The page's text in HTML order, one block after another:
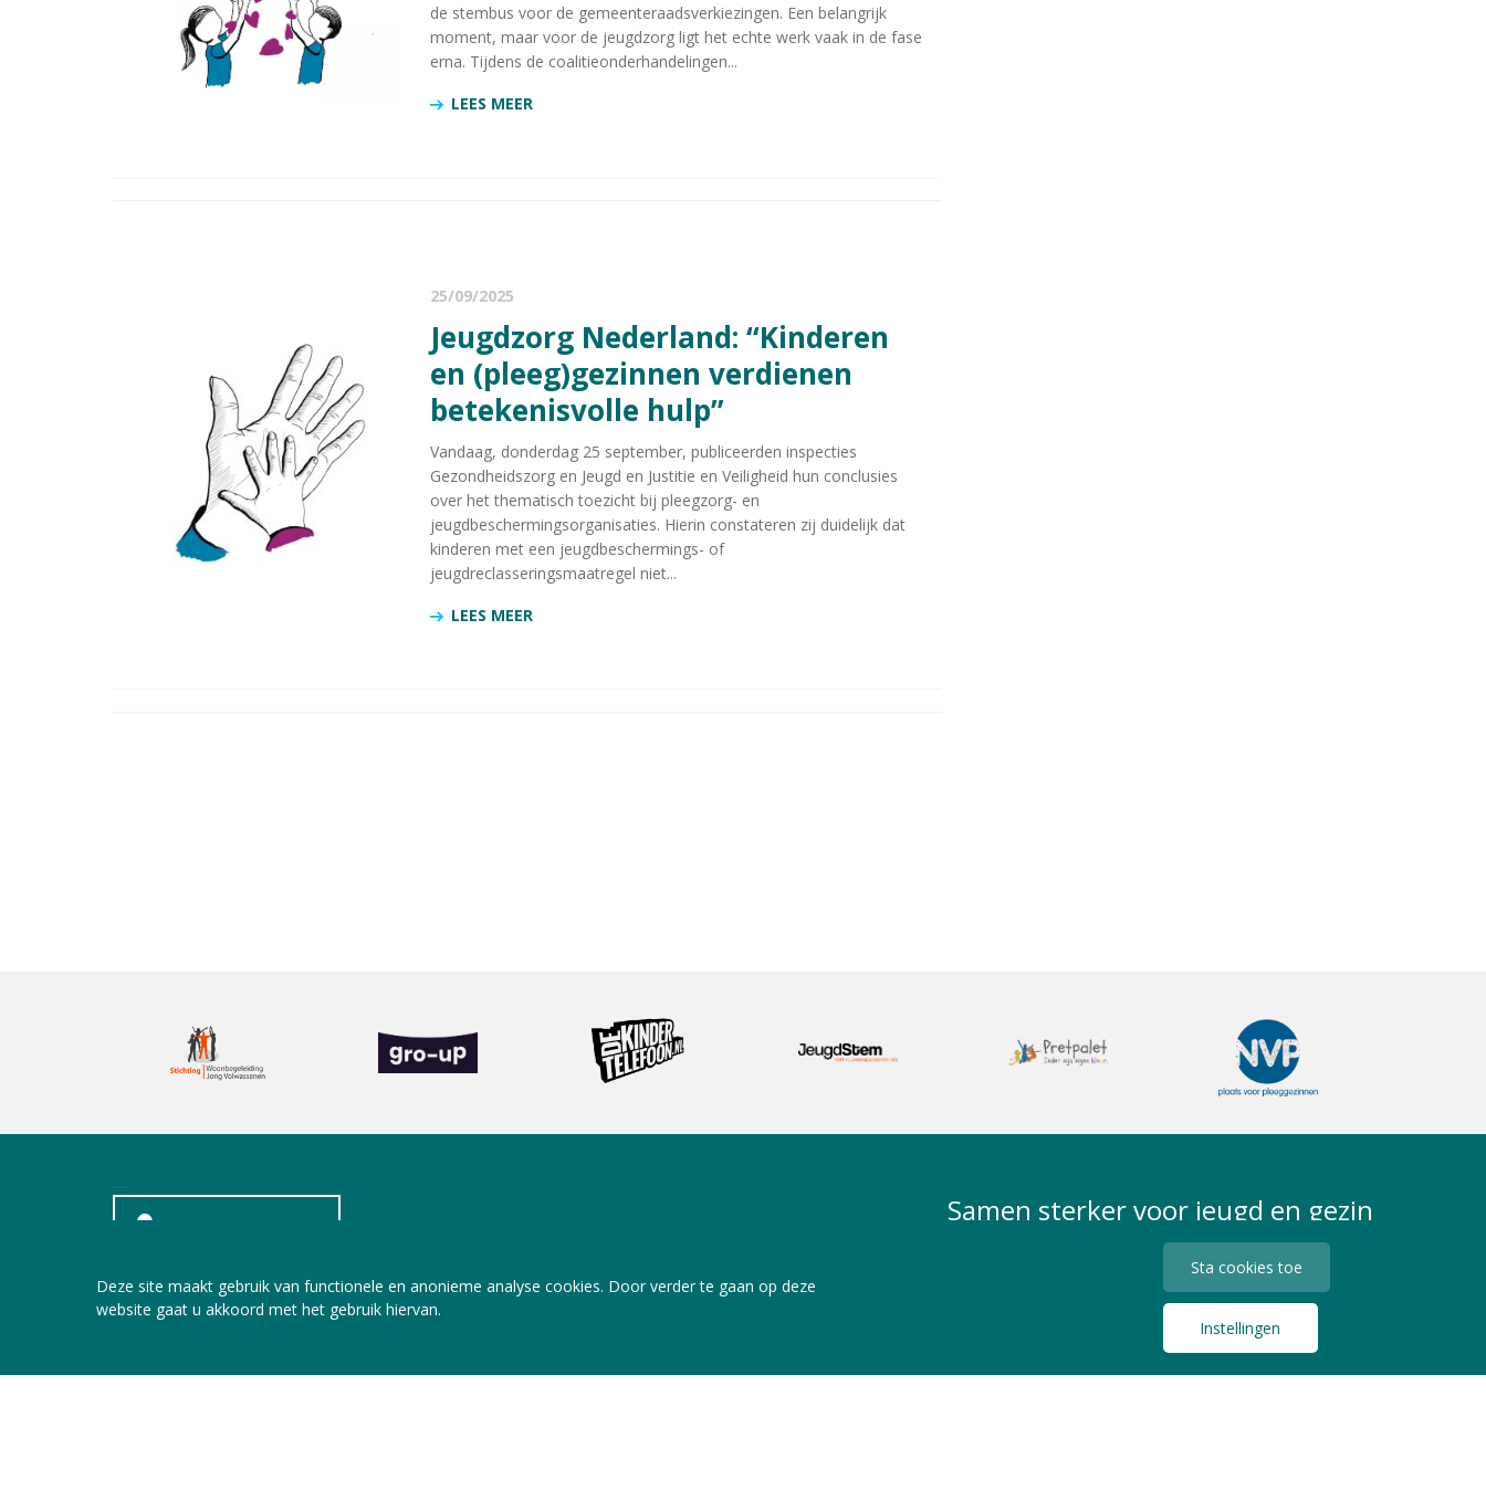
de stembus voor de gemeenteraadsverkiezingen. Een belangrijk
moment, maar voor de jeugdzorg ligt het echte werk vaak in de fase
erna. Tijdens de coalitieonderhandelingen...
LEES MEER
25/09/2025
Jeugdzorg Nederland: “Kinderen
en (pleeg)gezinnen verdienen
betekenisvolle hulp”
Vandaag, donderdag 25 september, publiceerden inspecties
Gezondheidszorg en Jeugd en Justitie en Veiligheid hun conclusies
over het thematisch toezicht bij pleegzorg- en
jeugdbeschermingsorganisaties. Hierin constateren zij duidelijk dat
kinderen met een jeugdbeschermings- of
jeugdreclasseringsmaatregel niet...
LEES MEER
Samen sterker voor jeugd en gezin
Privacy Statement Algemene Voorwaarden
Deze site maakt gebruik van functionele en anonieme analyse cookies. Door verder te gaan op deze
website gaat u akkoord met het gebruik hiervan.
Sta cookies toe
Instellingen